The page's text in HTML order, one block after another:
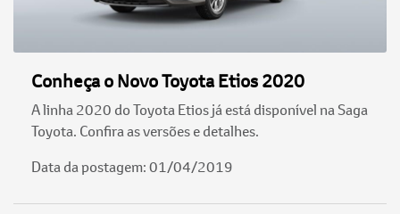
Conheça o Novo Toyota Etios 2020
A linha 2020 do Toyota Etios já está disponível na Saga
Toyota. Confira as versões e detalhes.
Data da postagem: 01/04/2019